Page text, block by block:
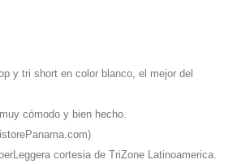
y tri short en color blanco, el mejor del
cómodo y bien hecho.
cortesia de TriZone Latinoamerica.